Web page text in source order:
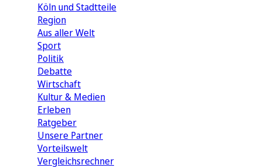
Köln und Stadtteile
Region
Aus aller Welt
Sport
Politik
Debatte
Wirtschaft
Kultur & Medien
Erleben
Ratgeber
Unsere Partner
Vorteilswelt
Vergleichsrechner